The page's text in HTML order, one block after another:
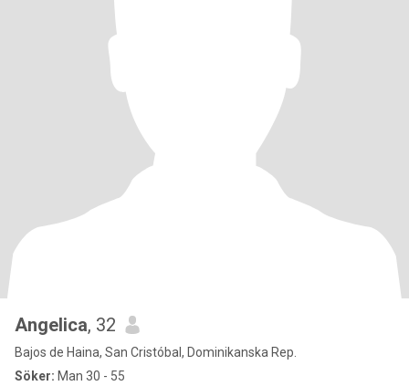
Angelica, 32
Bajos de Haina, San Cristóbal, Dominikanska Rep.
Söker: Man 30 - 55